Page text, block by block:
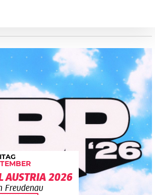
AUSTRIA 2026
Freudenau